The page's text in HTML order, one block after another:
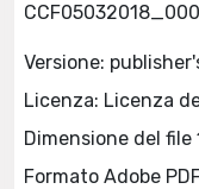
Versione:
Licenza: Licenza
Dimensione del file
Formato Adobe